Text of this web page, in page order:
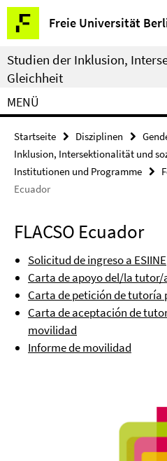
Springe
direkt
zu
Inhalt
Freie Universität
Service-
Navigation
Studien der Inklusion,
Gleichheit
MENÜ
Startseite Disziplinen
Inklusion, Intersektionalität und
Institutionen und Programme
Ecuador
FLACSO Ecuador
Solicitud de ingreso a ESIINE
Carta de apoyo del/la tutor/
Carta de petición de tutoría
Carta de aceptación de
movilidad
Informe de movilidad